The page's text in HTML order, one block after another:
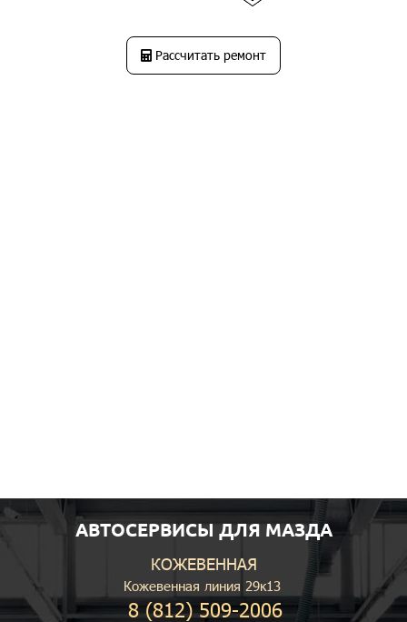
Рассчитать ремонт
АВТОСЕРВИСЫ ДЛЯ МАЗДА
КОЖЕВЕННАЯ
Кожевенная линия 29к13
8 (812) 509-2006